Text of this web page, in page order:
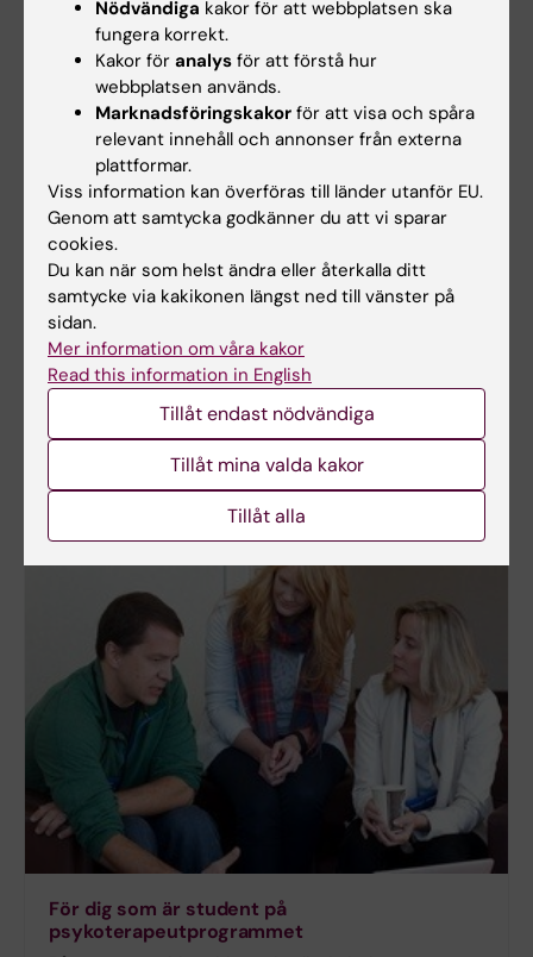
Lärplattformen
Canvas
Logga in i Canvas
Lär dig använda
Canvas i Canvas
Student på KI
Här hittar du
sådant som rör dina
studier och
studentlivet på KI -
från studiestart till
examen.
För dig som är student på
psykoterapeutprogrammet
Nödvändiga kakor för att webbplatsen ska
fungera korrekt.
Kakor för analys för att förstå hur
webbplatsen används.
Marknadsföringskakor för att visa och spåra
relevant innehåll och annonser från externa
plattformar.
Viss information kan överföras till länder utanför EU.
Genom att samtycka godkänner du att vi sparar
cookies.
Du kan när som helst ändra eller återkalla ditt
samtycke via kakikonen längst ned till vänster på
sidan.
Mer information om våra kakor
Read this information in English
Tillåt endast nödvändiga
Tillåt mina valda kakor
Tillåt alla